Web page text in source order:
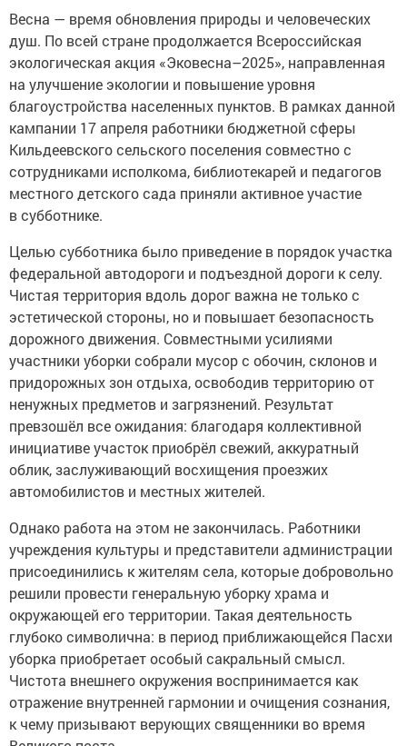
Весна — время обновления природы и человеческих
душ. По всей стране продолжается Всероссийская
экологическая акция «Эковесна–2025», направленная
на улучшение экологии и повышение уровня
благоустройства населенных пунктов. В рамках данной
кампании 17 апреля работники бюджетной сферы
Кильдеевского сельского поселения совместно с
сотрудниками исполкома, библиотекарей и педагогов
местного детского сада приняли активное участие
в субботнике.
Целью субботника было приведение в порядок участка
федеральной автодороги и подъездной дороги к селу.
Чистая территория вдоль дорог важна не только с
эстетической стороны, но и повышает безопасность
дорожного движения. Совместными усилиями
участники уборки собрали мусор с обочин, склонов и
придорожных зон отдыха, освободив территорию от
ненужных предметов и загрязнений. Результат
превзошёл все ожидания: благодаря коллективной
инициативе участок приобрёл свежий, аккуратный
облик, заслуживающий восхищения проезжих
автомобилистов и местных жителей.
Однако работа на этом не закончилась. Работники
учреждения культуры и представители администрации
присоединились к жителям села, которые добровольно
решили провести генеральную уборку храма и
окружающей его территории. Такая деятельность
глубоко символична: в период приближающейся Пасхи
уборка приобретает особый сакральный смысл.
Чистота внешнего окружения воспринимается как
отражение внутренней гармонии и очищения сознания,
к чему призывают верующих священники во время